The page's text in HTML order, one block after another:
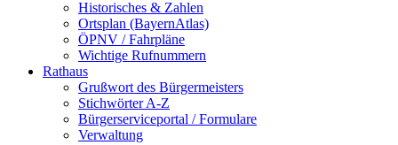
Historisches & Zahlen
Ortsplan (BayernAtlas)
ÖPNV / Fahrpläne
Wichtige Rufnummern
Rathaus
Grußwort des Bürgermeisters
Stichwörter A-Z
Bürgerserviceportal / Formulare
Verwaltung